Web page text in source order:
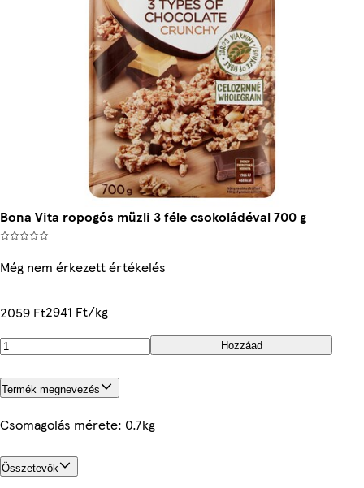
Bona Vita ropogós müzli 3 féle csokoládéval 700 g
Még nem érkezett értékelés
2059 Ft2941 Ft/kg
Hozzáad
Termék megnevezés
Csomagolás mérete: 0.7kg
Összetevők